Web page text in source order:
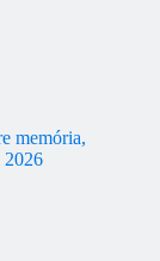
memória,
2026